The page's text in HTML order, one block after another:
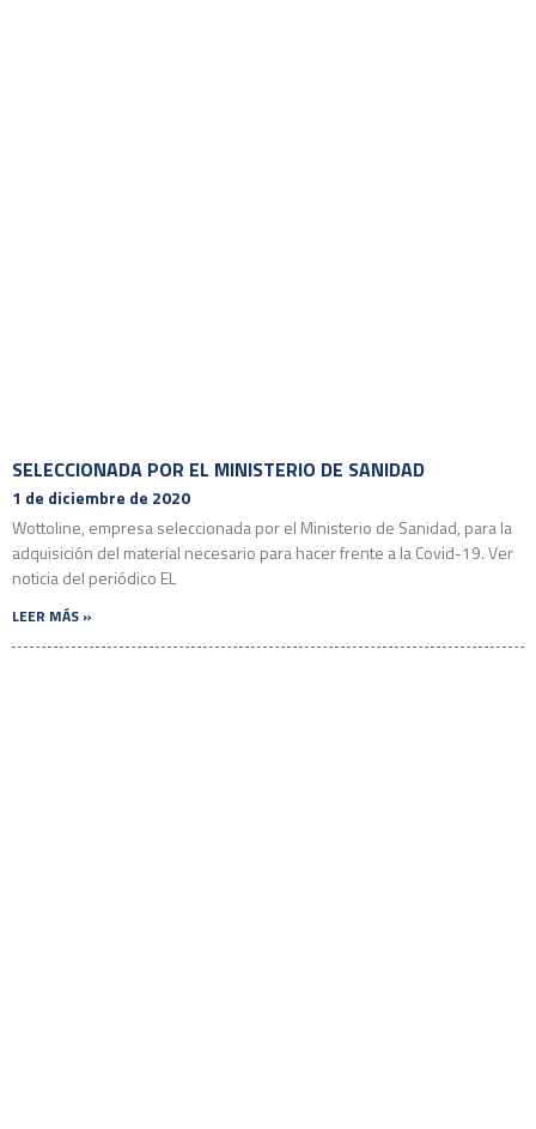
SELECCIONADA POR EL MINISTERIO DE SANIDAD
1 de diciembre de 2020
Wottoline, empresa seleccionada por el Ministerio de Sanidad, para la
adquisición del material necesario para hacer frente a la Covid-19. Ver
noticia del periódico EL
LEER MÁS »